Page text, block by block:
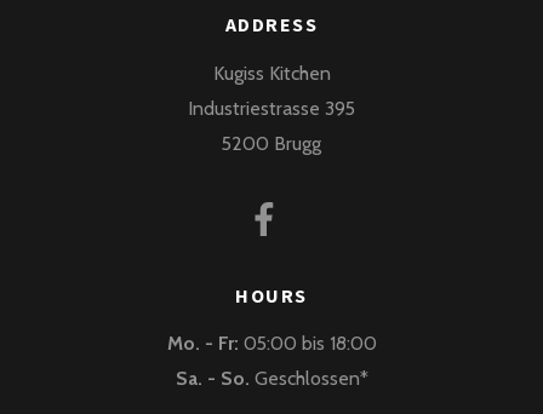
ADDRESS
Kugiss Kitchen
Industriestrasse 395
5200 Brugg
HOURS
Mo. - Fr: 05:00 bis 18:00
Sa. - So. Geschlossen*